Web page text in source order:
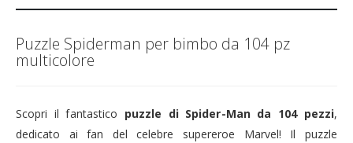
Puzzle Spiderman per bimbo da 104 pz
multicolore
Scopri il fantastico puzzle di Spider-Man da 104 pezzi,
dedicato ai fan del celebre supereroe Marvel! Il puzzle